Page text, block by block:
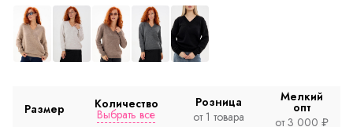
Размер Количество
Выбрать все
Розница
от 1 товара
Мелкий
опт
от 3 000 ₽